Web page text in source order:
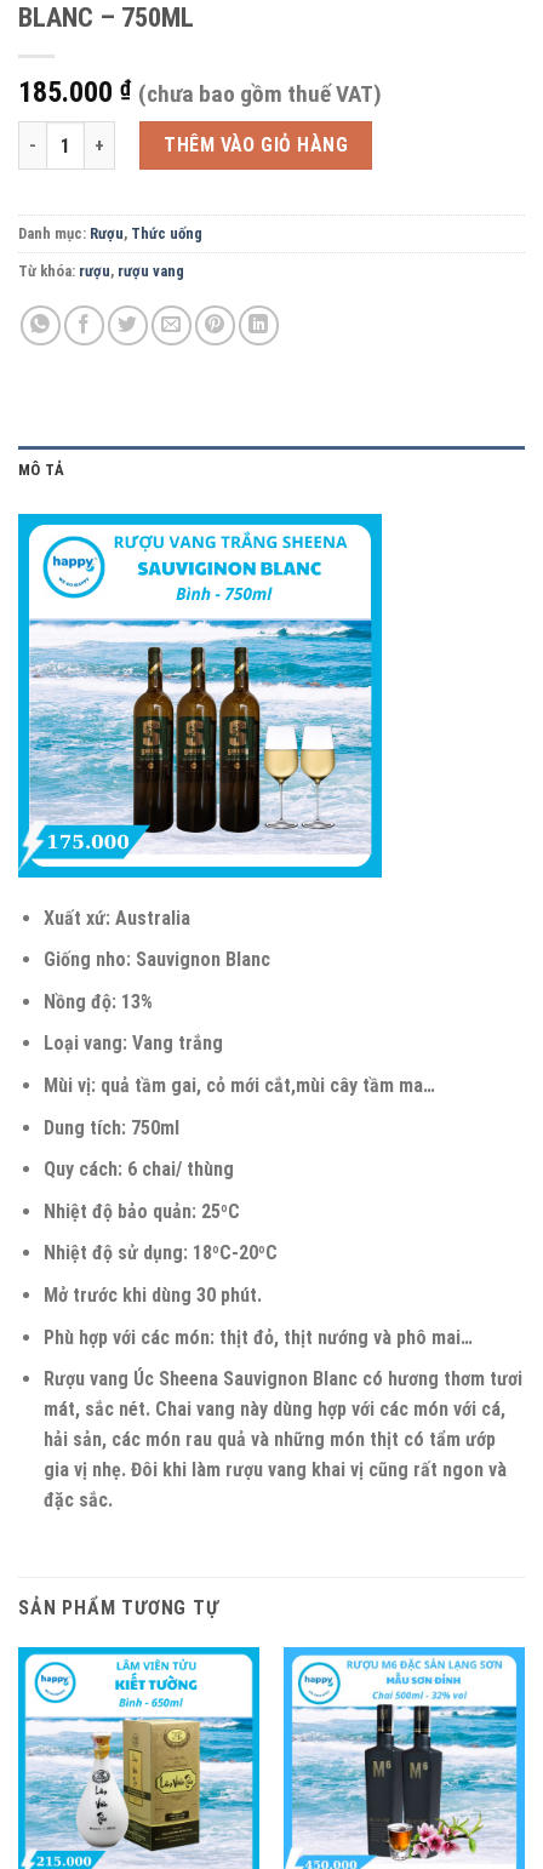
BLANC – 750ML
185.000 ₫ (chưa bao gồm thuế VAT)
RƯỢU VANG TRẮNG - SHEENA SAUVUGINION BLANC - 750ML số lượng
THÊM VÀO GIỎ HÀNG
Danh mục: Rượu, Thức uống
Từ khóa: rượu, rượu vang
MÔ TẢ
Xuất xứ: Australia
Giống nho: Sauvignon Blanc
Nồng độ: 13%
Loại vang: Vang trắng
Mùi vị: quả tầm gai, cỏ mới cắt,mùi cây tầm ma…
Dung tích: 750ml
Quy cách: 6 chai/ thùng
Nhiệt độ bảo quản: 25ºC
Nhiệt độ sử dụng: 18ºC-20ºC
Mở trước khi dùng 30 phút.
Phù hợp với các món: thịt đỏ, thịt nướng và phô mai…
Rượu vang Úc Sheena Sauvignon Blanc có hương thơm tươi
mát, sắc nét. Chai vang này dùng hợp với các món với cá,
hải sản, các món rau quả và những món thịt có tẩm ướp
gia vị nhẹ. Đôi khi làm rượu vang khai vị cũng rất ngon và
đặc sắc.
SẢN PHẨM TƯƠNG TỰ